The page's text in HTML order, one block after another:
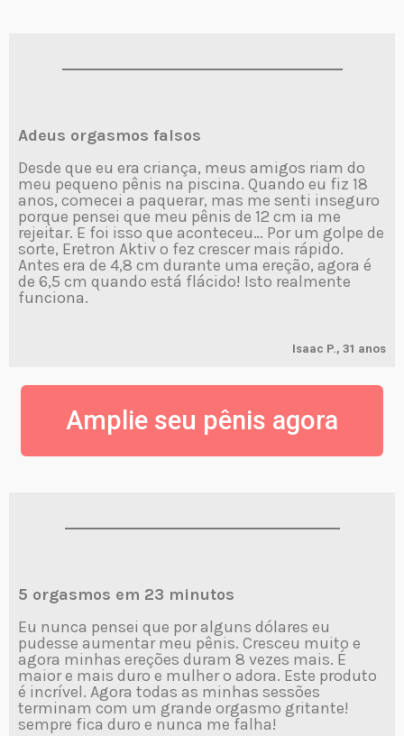
Adeus orgasmos falsos
Desde que eu era criança, meus amigos riam do
meu pequeno pênis na piscina. Quando eu fiz 18
anos, comecei a paquerar, mas me senti inseguro
porque pensei que meu pênis de 12 cm ia me
rejeitar. E foi isso que aconteceu… Por um golpe de
sorte, Eretron Aktiv o fez crescer mais rápido.
Antes era de 4,8 cm durante uma ereção, agora é
de 6,5 cm quando está flácido! Isto realmente
funciona.
Isaac P., 31 anos
Amplie seu pênis agora
5 orgasmos em 23 minutos
Eu nunca pensei que por alguns dólares eu
pudesse aumentar meu pênis. Cresceu muito e
agora minhas ereções duram 8 vezes mais. É
maior e mais duro e mulher o adora. Este produto
é incrível. Agora todas as minhas sessões
terminam com um grande orgasmo gritante!
sempre fica duro e nunca me falha!